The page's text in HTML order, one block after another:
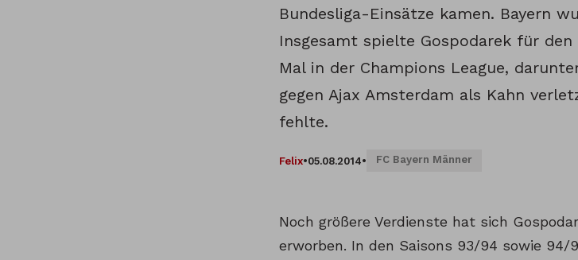
Bundesliga-Einsätze kamen. Bayern
Insgesamt spielte Gospodarek für
Mal in der Champions League,
gegen Ajax Amsterdam als Kahn
fehlte.
Felix•05.08.2014• FC Bayern Männer
Noch größere Verdienste hat sich
erworben. In den Saisons 93/94 sowie 94/